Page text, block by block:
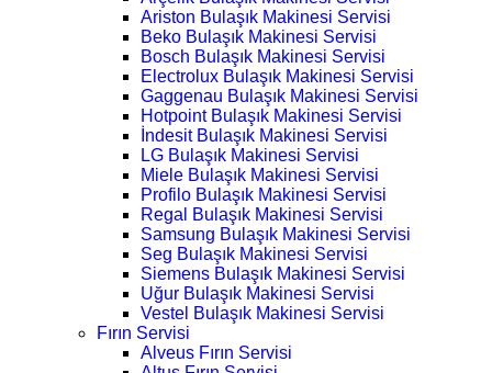
Ariston Bulaşık Makinesi Servisi
Beko Bulaşık Makinesi Servisi
Bosch Bulaşık Makinesi Servisi
Electrolux Bulaşık Makinesi Servisi
Gaggenau Bulaşık Makinesi Servisi
Hotpoint Bulaşık Makinesi Servisi
İndesit Bulaşık Makinesi Servisi
LG Bulaşık Makinesi Servisi
Miele Bulaşık Makinesi Servisi
Profilo Bulaşık Makinesi Servisi
Regal Bulaşık Makinesi Servisi
Samsung Bulaşık Makinesi Servisi
Seg Bulaşık Makinesi Servisi
Siemens Bulaşık Makinesi Servisi
Uğur Bulaşık Makinesi Servisi
Vestel Bulaşık Makinesi Servisi
Fırın Servisi
Alveus Fırın Servisi